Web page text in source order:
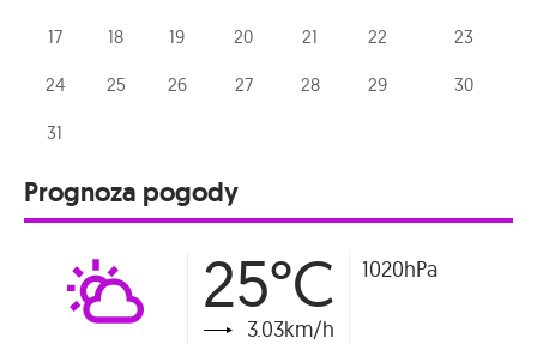
17 18 19 20 21 22 23
24 25 26 27 28 29 30
31
Prognoza pogody
25°C
3.03km/h
1020hPa